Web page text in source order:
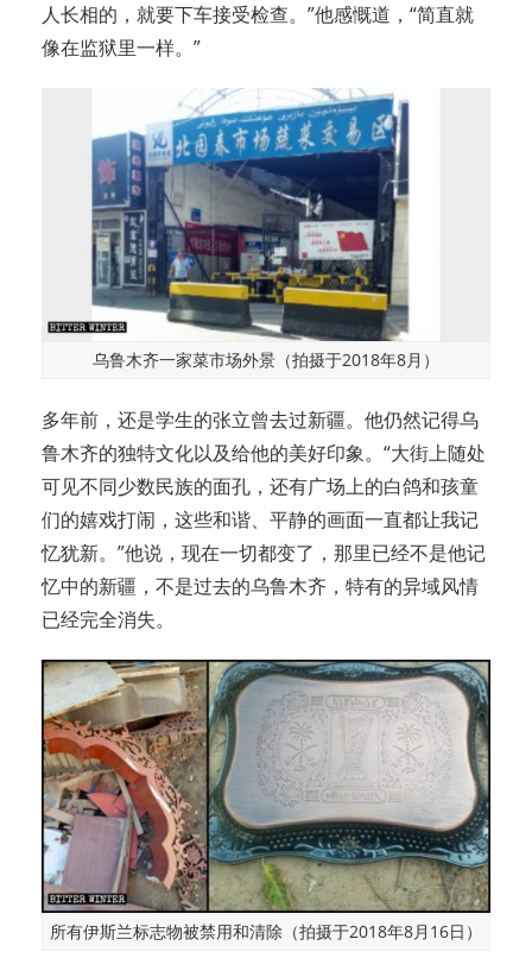
人长相的，就要下车接受检查。”他感慨道，“简直就
像在监狱里一样。”
乌鲁木齐一家菜市场外景（拍摄于2018年8月）
多年前，还是学生的张立曾去过新疆。他仍然记得乌
鲁木齐的独特文化以及给他的美好印象。“大街上随处
可见不同少数民族的面孔，还有广场上的白鸽和孩童
们的嬉戏打闹，这些和谐、平静的画面一直都让我记
忆犹新。”他说，现在一切都变了，那里已经不是他记
忆中的新疆，不是过去的乌鲁木齐，特有的异域风情
已经完全消失。
所有伊斯兰标志物被禁用和清除（拍摄于2018年8月16日）